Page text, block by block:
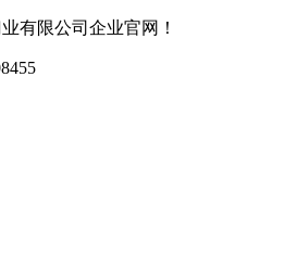
有限公司企业官网！